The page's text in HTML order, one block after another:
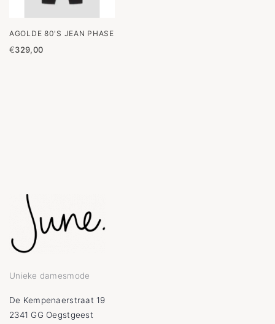
AGOLDE 80'S JEAN PHASE
€329,00
Unieke damesmode
De Kempenaerstraat 19
2341 GG Oegstgeest